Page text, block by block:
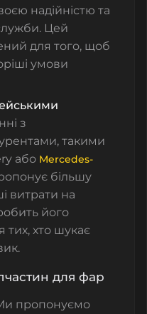
надійністю та
Цей
для того, щоб
умови
з
такими
або Mercedes-
більшу
витрати на
його
хто шукає
для фар
пропонуємо